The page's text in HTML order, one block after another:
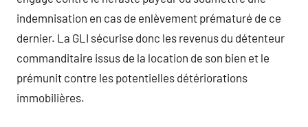
indemnisation en cas de enlèvement prématuré de ce
dernier. La GLI sécurise donc les revenus du détenteur
commanditaire issus de la location de son bien et le
prémunit contre les potentielles détériorations
immobilières.